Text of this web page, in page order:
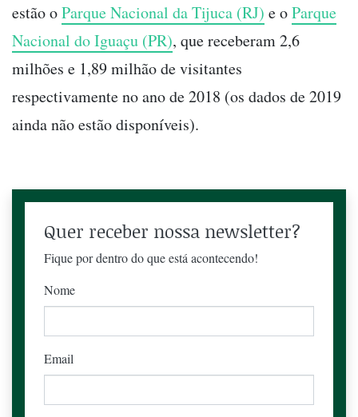
estão oParque Nacional da Tijuca (RJ) e oParque
Nacional do Iguaçu (PR), que receberam 2,6
milhões e 1,89 milhão de visitantes
respectivamente no ano de 2018 (os dados de 2019
ainda não estão disponíveis).
Quer receber nossa newsletter?
Fique por dentro do que está acontecendo!
Nome
Email